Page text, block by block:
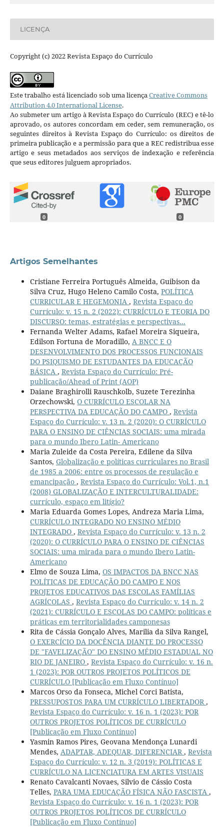
LICENÇA
Copyright (c) 2022 Revista Espaço do Currículo
Este trabalho está licenciado sob uma licençaCreative Commons
Attribution 4.0 International License.
Ao submeter um artigo à Revista Espaço do Currículo (REC) e tê-lo
aprovado, os autores concordam em ceder, sem remuneração, os
seguintes direitos à Revista Espaço do Currículo: os direitos de
primeira publicação e a permissão para que a REC redistribua esse
artigo e seus metadados aos serviços de indexação e referência
que seus editores julguem apropriados.
0 0
Artigos Semelhantes
Cristiane Ferreira Português Almeida, Guibison da
Silva Cruz, Hugo Heleno Camilo Costa, POLÍTICA
CURRICULAR E HEGEMONIA , Revista Espaço do
Currículo: v. 15 n. 2 (2022): CURRÍCULO E TEORIA DO
DISCURSO: temas, estratégias e perspectivas...
Fernanda Welter Adams, Rafael Moreira Siqueira,
Edilson Fortuna de Moradillo, A BNCC E O
DESENVOLVIMENTO DOS PROCESSOS FUNCIONAIS
DO PSIQUISMO DE ESTUDANTES DA EDUCAÇÃO
BÁSICA , Revista Espaço do Currículo: Pré-
publicação/Ahead of Print (AOP)
Daiane Braghirolli Rauschkolb, Suzete Terezinha
Orzechowski, O CURRÍCULO ESCOLAR NA
PERSPECTIVA DA EDUCAÇÃO DO CAMPO , Revista
Espaço do Currículo: v. 13 n. 2 (2020): O CURRÍCULO
PARA O ENSINO DE CIÊNCIAS SOCIAIS: uma mirada
para o mundo Ibero Latin- Americano
Maria Zuleide da Costa Pereira, Edilene da Silva
Santos, Globalização e políticas curriculares no Brasil
de 1985 a 2006: entre os processos de regulação e
emancipação , Revista Espaço do Currículo: Vol.1, n.1
(2008) GLOBALIZAÇÃO E INTERCULTURALIDADE:
currículo, espaço em litígio?
Maria Eduarda Gomes Lopes, Andreza Maria Lima,
CURRÍCULO INTEGRADO NO ENSINO MÉDIO
INTEGRADO , Revista Espaço do Currículo: v. 13 n. 2
(2020): O CURRÍCULO PARA O ENSINO DE CIÊNCIAS
SOCIAIS: uma mirada para o mundo Ibero Latin-
Americano
Elmo de Souza Lima, OS IMPACTOS DA BNCC NAS
POLÍTICAS DE EDUCAÇÃO DO CAMPO E NOS
PROJETOS EDUCATIVOS DAS ESCOLAS FAMÍLIAS
AGRÍCOLAS , Revista Espaço do Currículo: v. 14 n. 2
(2021): CURRÍCULO E ESCOLAS DO CAMPO: políticas e
práticas em territorialidades camponesas
Rita de Cássia Gonçalo Alves, Marilia da Silva Rangel,
O EXERCÍCIO DA DOCÊNCIA DIANTE DO PROCESSO
DE "FAVELIZAÇÃO" DO ENSINO MÉDIO ESTADUAL NO
RIO DE JANEIRO , Revista Espaço do Currículo: v. 16 n.
1 (2023): POR OUTROS PROJETOS POLÍTICOS DE
CURRÍCULO [Publicação em Fluxo Contínuo]
Marcos Orso da Fonseca, Michel Corci Batista,
PRESSUPOSTOS PARA UM CURRÍCULO LIBERTADOR ,
Revista Espaço do Currículo: v. 16 n. 1 (2023): POR
OUTROS PROJETOS POLÍTICOS DE CURRÍCULO
[Publicação em Fluxo Contínuo]
Yasmin Ramos Pires, Geovana Mendonça Lunardi
Mendes, ADAPTAR, ADEQUAR, DIFERENCIAR , Revista
Espaço do Currículo: v. 12 n. 3 (2019): POLÍTICAS E
CURRÍCULO NA LICENCIATURA EM ARTES VISUAIS
Renato Cavalcanti Novaes, Silvio de Cássio Costa
Telles, PARA UMA EDUCAÇÃO FÍSICA NÃO FASCISTA ,
Revista Espaço do Currículo: v. 16 n. 1 (2023): POR
OUTROS PROJETOS POLÍTICOS DE CURRÍCULO
[Publicação em Fluxo Contínuo]